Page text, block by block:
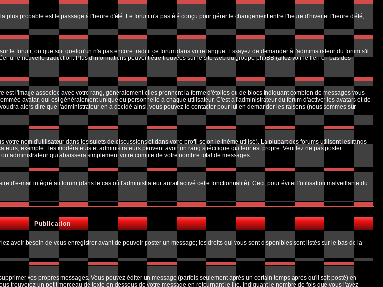
probable est le passage à l'heure d'été. Le forum n'a pas été conçu pour gérer le changement entre l'heure d'hiver et l'heure d'été;
le forum, ou que soit quelqu'un n'a pas encore traduit ce forum dans votre langue. Essayez de demander à l'administrateur du forum s'il
une nouvelle traduction. Plus d'informations peuvent être trouvées sur le site web du groupe phpBB (allez voir le lien en bas des
l'image associée avec votre rang, généralement elles prennent la forme d'étoiles ou de blocs indiquant combien de messages vous
avatar, qui est généralement unique ou personnelle à chaque utilisateur. C'est à l'administrateur du forum d'activer les avatars et de
alors dire que l'administrateur en a décidé ainsi, vous pouvez le contacter pour lui en demander les raisons (nous sommes sûr
nom d'utilisateur dans les sujets de discussions et dans votre profil selon le thème utilisé). La plupart des forums utilisent les rangs
exemple : les modérateurs et administrateurs peuvent avoir un rang spécifique qui leur est propre. Veuillez ne pas poster
administrateur qui abaissera simplement votre compte de votre nombre total de messages.
d'e-mail intégré au forum (dans le cas où l'administrateur aurait activé cette fonctionnalité). Ceci, pour éviter l'utilisation malveillante du
Publication
avoir besoin de vous enregistrer avant de pouvoir poster un message; les droits qui vous sont disponibles sont listés sur le bas de la
vos propres messages. Vous pouvez éditer un message (parfois seulement après un certain temps après qu'il soit posté) en
trouverez un petit morceau de texte en dessous de votre message en retournant le lire, indiquant le nombre de fois que vous l'avez